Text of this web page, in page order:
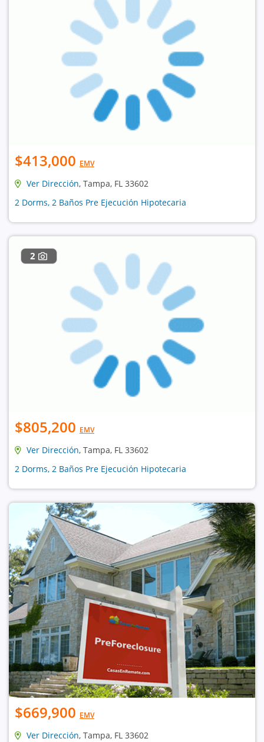
$413,000 EMV
Ver Dirección, Tampa, FL 33602
2 Dorms, 2 Baños Pre Ejecución Hipotecaria
2
$805,200 EMV
Ver Dirección, Tampa, FL 33602
2 Dorms, 2 Baños Pre Ejecución Hipotecaria
$669,900 EMV
Ver Dirección, Tampa, FL 33602